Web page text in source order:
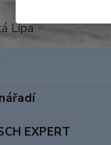
Lípa
EXPERT